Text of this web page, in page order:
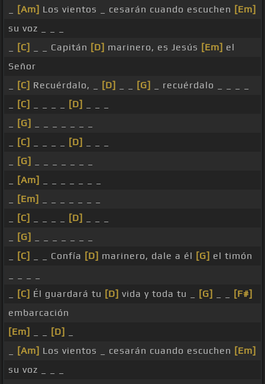
[Am] Los vientos _ cesarán cuando escuchen [Em]
su voz _ _ _
[C] _ _ Capitán [D] marinero, es Jesús [Em] el
Señor
[C] Recuérdalo, _ [D] [G]
_ recuérdalo _ _ _ _
[C] [D]
[G]
[C] [D]
[G]
[Am]
[Em]
[C] [D]
[G]
[C] _ _ Confía [D] marinero, dale a él [G] el timón
[C] Él guardará tu [D] vida y toda tu _ [G]
[F#]
embarcación
[Em]
[D]
[Am] Los vientos _ cesarán cuando escuchen [Em]
su voz _ _ _